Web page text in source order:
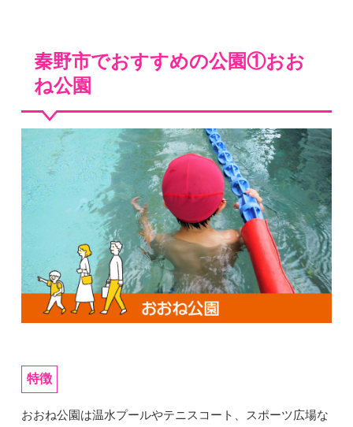
秦野市でおすすめの公園①おお
ね公園
特徴
おおね公園は温水プールやテニスコート、スポーツ広場な